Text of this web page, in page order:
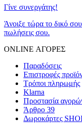
Γίνε συνεργάτης!
Άνοιξε τώρα το δικό
πωλήσεις σου.
ONLINE ΑΓΟΡΕΣ
Παραδόσεις
Επιστροφές
Τρόποι πληρωμής
Klarna
Προστασία
Άρθρο 39
Δωροκάρτες